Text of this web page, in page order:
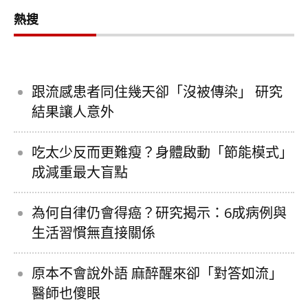
熱搜
跟流感患者同住幾天卻「沒被傳染」 研究
結果讓人意外
吃太少反而更難瘦？身體啟動「節能模式」
成減重最大盲點
為何自律仍會得癌？研究揭示：6成病例與
生活習慣無直接關係
原本不會說外語 麻醉醒來卻「對答如流」
醫師也傻眼